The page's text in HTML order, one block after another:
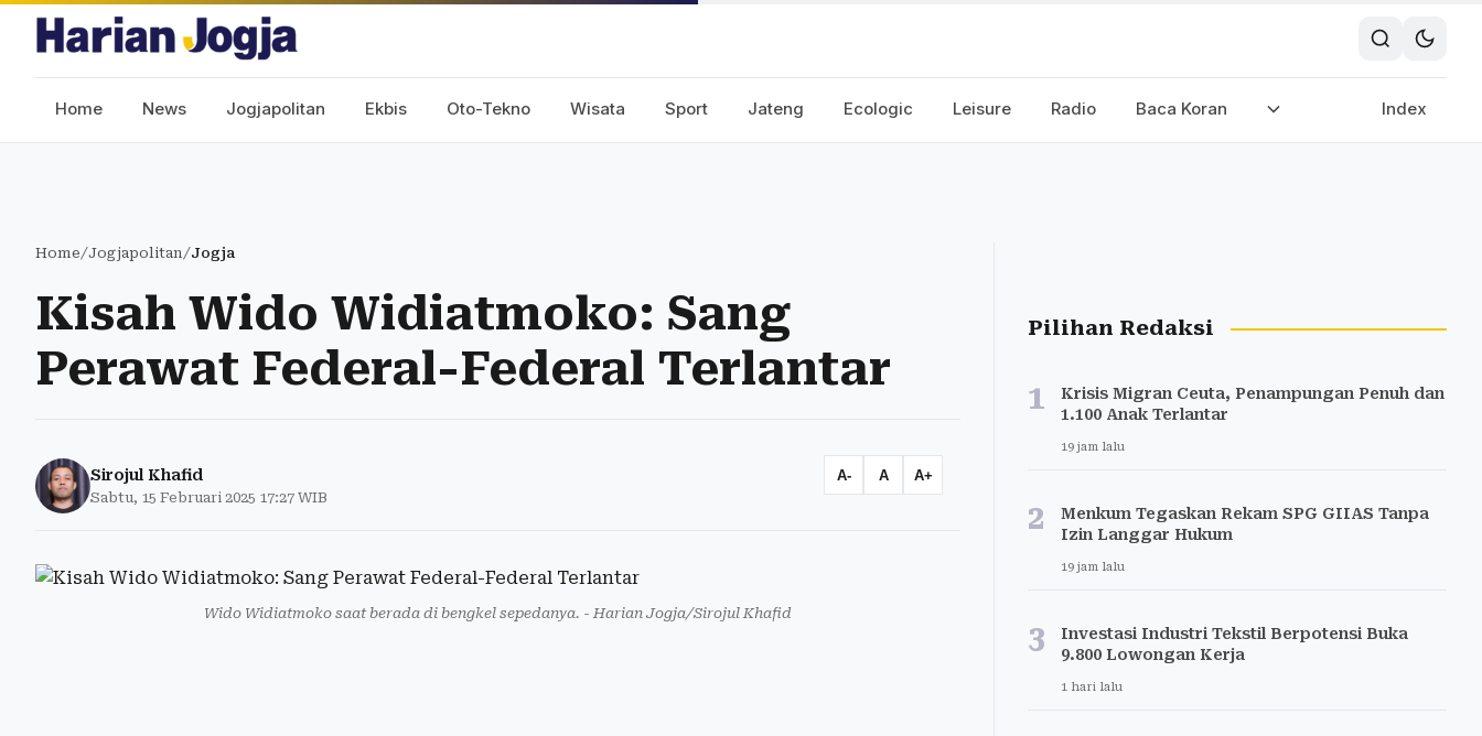
Home News Jogjapolitan Ekbis Oto-Tekno Wisata Sport Jateng Ecologic Leisure Radio Baca Koran Index
Home/Jogjapolitan/Jogja
Kisah Wido Widiatmoko: Sang
Perawat Federal-Federal Terlantar
Sirojul Khafid
Sabtu, 15 Februari 2025 17:27 WIB
A- A A+
Wido Widiatmoko saat berada di bengkel sepedanya. - Harian Jogja/Sirojul Khafid
Pilihan Redaksi
1
Krisis Migran Ceuta, Penampungan Penuh dan
1.100 Anak Terlantar
19 jam lalu
2
Menkum Tegaskan Rekam SPG GIIAS Tanpa
Izin Langgar Hukum
19 jam lalu
3
Investasi Industri Tekstil Berpotensi Buka
9.800 Lowongan Kerja
1 hari lalu